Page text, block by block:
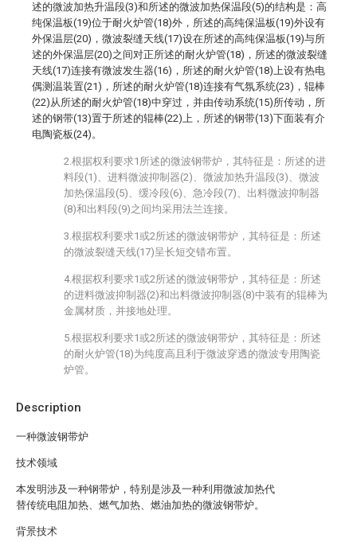
Description
一种微波钢带炉
技术领域
本发明涉及一种钢带炉，特别是涉及一种利用微波加热代
替传统电阻加热、燃气加热、燃油加热的微波钢带炉。
背景技术
述的微波加热升温段(3)和所述的微波加热保温段(5)的结构是：高
纯保温板(19)位于耐火炉管(18)外，所述的高纯保温板(19)外设有
外保温层(20)，微波裂缝天线(17)设在所述的高纯保温板(19)与所
述的外保温层(20)之间对正所述的耐火炉管(18)，所述的微波裂缝
天线(17)连接有微波发生器(16)，所述的耐火炉管(18)上设有热电
偶测温装置(21)，所述的耐火炉管(18)连接有气氛系统(23)，辊棒
(22)从所述的耐火炉管(18)中穿过，并由传动系统(15)所传动，所
述的钢带(13)置于所述的辊棒(22)上，所述的钢带(13)下面装有介
电陶瓷板(24)。
2.根据权利要求1所述的微波钢带炉，其特征是：所述的进
料段(1)、进料微波抑制器(2)、微波加热升温段(3)、微波
加热保温段(5)、缓冷段(6)、急冷段(7)、出料微波抑制器
(8)和出料段(9)之间均采用法兰连接。
3.根据权利要求1或2所述的微波钢带炉，其特征是：所述
的微波裂缝天线(17)呈长短交错布置。
4.根据权利要求1或2所述的微波钢带炉，其特征是：所述
的进料微波抑制器(2)和出料微波抑制器(8)中装有的辊棒为
金属材质，并接地处理。
5.根据权利要求1或2所述的微波钢带炉，其特征是：所述
的耐火炉管(18)为纯度高且利于微波穿透的微波专用陶瓷
炉管。